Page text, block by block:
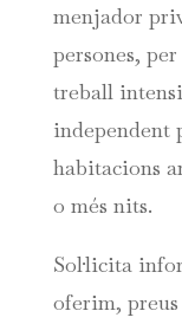
menjador
persones,
treball
independent
habitacions
o més nits.
Sol·licita
oferim,